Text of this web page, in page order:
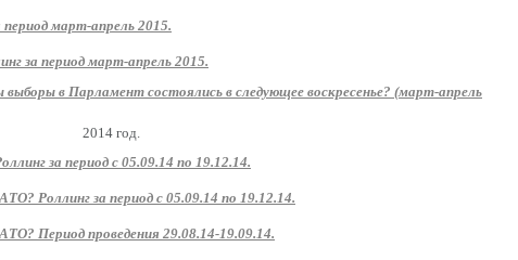
период март-апрель 2015.
за период март-апрель 2015.
выборы в Парламент состоялись в следующее воскресенье? (март-апрель
2014 год.
за период с 05.09.14 по 19.12.14.
Роллинг за период с 05.09.14 по 19.12.14.
Период проведения 29.08.14-19.09.14.